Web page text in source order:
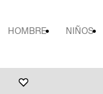
HOMBRE NIÑOS